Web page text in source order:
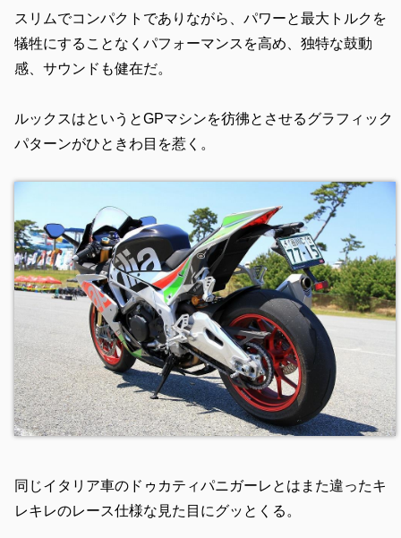
スリムでコンパクトでありながら、パワーと最大トルクを
犠牲にすることなくパフォーマンスを高め、独特な鼓動
感、サウンドも健在だ。
ルックスはというとGPマシンを彷彿とさせるグラフィック
パターンがひときわ目を惹く。
同じイタリア車のドゥカティパニガーレとはまた違ったキ
レキレのレース仕様な見た目にグッとくる。